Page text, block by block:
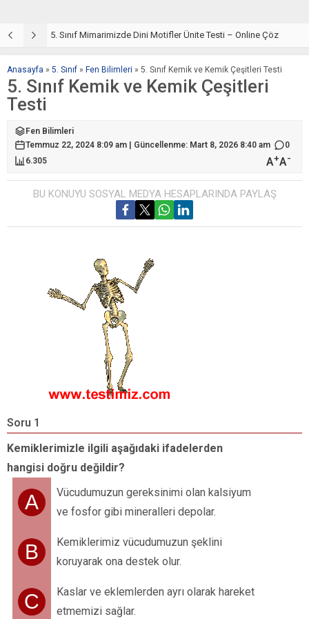
5. Sınıf Mimarimizde Dini Motifler Ünite Testi – Online Çöz
Anasayfa » 5. Sınıf » Fen Bilimleri » 5. Sınıf Kemik ve Kemik Çeşitleri Testi
5. Sınıf Kemik ve Kemik Çeşitleri
Testi
Fen Bilimleri
Temmuz 22, 2024 8:09 am | Güncellenme: Mart 8, 2026 8:40 am
0
6.305
A+A-
BU KONUYU SOSYAL MEDYA HESAPLARINDA PAYLAŞ
Soru 1
Kemiklerimizle ilgili aşağıdaki ifadelerden
hangisi doğru değildir?
A
Vücudumuzun gereksinimi olan kalsiyum
ve fosfor gibi mineralleri depolar.
B
Kemiklerimiz vücudumuzun şeklini
koruyarak ona destek olur.
C
Kaslar ve eklemlerden ayrı olarak hareket
etmemizi sağlar.